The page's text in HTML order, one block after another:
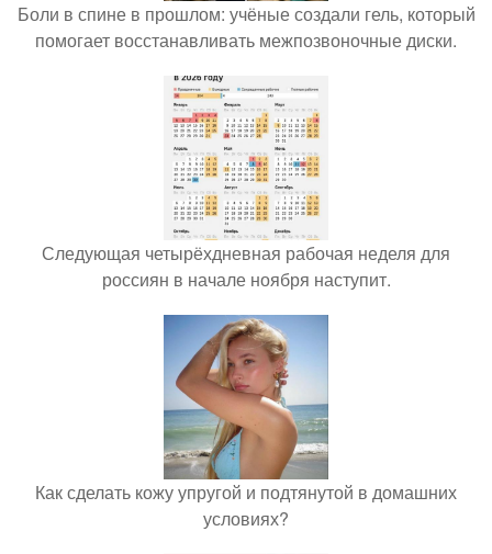
Боли в спине в прошлом: учёные создали гель, который
помогает восстанавливать межпозвоночные диски.
Следующая четырёхдневная рабочая неделя для
россиян в начале ноября наступит.
Как сделать кожу упругой и подтянутой в домашних
условиях?